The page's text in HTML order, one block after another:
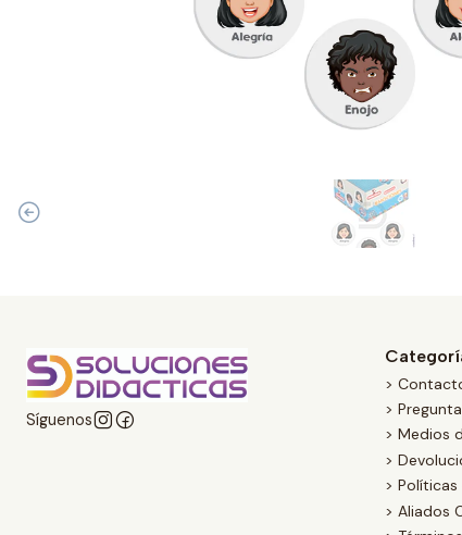
Síguenos
>
>
> Medios
>
>
> Aliados